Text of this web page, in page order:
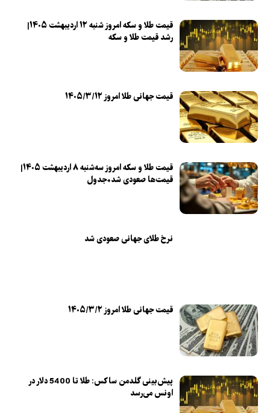
قیمت طلا و سکه امروز شنبه ۱۲ اردیبهشت ۱۴۰۵|
رشد قیمت طلا و سکه
قیمت جهانی طلا امروز ۱۴۰۵/۳/۱۲
قیمت طلا و سکه امروز سه‌شنبه ۸ اردیبهشت ۱۴۰۵|
قیمت‌ها صعودی شد+جدول
نرخ طلای جهانی صعودی شد
قیمت جهانی طلا امروز ۱۴۰۵/۳/۲
پیش‌بینی گلدمن ساکس: طلا تا 5400 دلار در
اونس می‌رسد